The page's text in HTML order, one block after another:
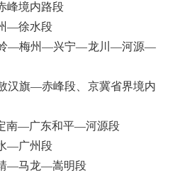
境内路段
—徐水段
—梅州—兴宁—龙川—河源—
旗—赤峰段、京冀省界境内
南—广东和平—河源段
—广州段
—马龙—嵩明段